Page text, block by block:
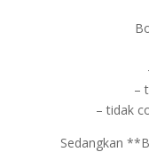
–
– tidak
Sedangkan